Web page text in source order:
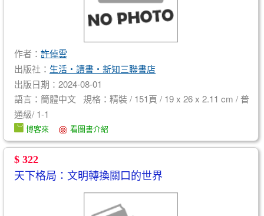
作者： 許倬雲
出版社： 生活‧讀書‧新知三聯書店
出版日期：2024-08-01
語言：簡體中文 規格：精裝 / 151頁 / 19 x 26 x 2.11 cm / 普
通級/ 1-1
博客來 看圖書介紹
$ 322
天下格局：文明轉換關口的世界